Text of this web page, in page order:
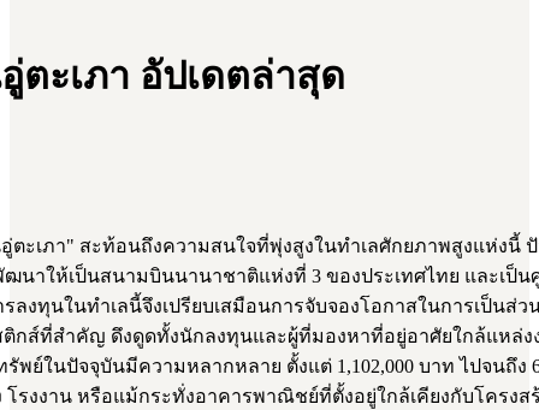
ะเภา อัปเดตล่าสุด
ะเภา" สะท้อนถึงความสนใจที่พุ่งสูงในทำเลศักยภาพสูงแห่งนี้
ให้เป็นสนามบินนานาชาติแห่งที่ 3 ของประเทศไทย และเป็นศู
งทุนในทำเลนี้จึงเปรียบเสมือนการจับจองโอกาสในการเป็นส่
กส์ที่สำคัญ ดึงดูดทั้งนักลงทุนและผู้ที่มองหาที่อยู่อาศัยใกล้แหล่ง
ย์ในปัจจุบันมีความหลากหลาย ตั้งแต่ 1,102,000 บาท ไปจนถึง
โรงงาน หรือแม้กระทั่งอาคารพาณิชย์ที่ตั้งอยู่ใกล้เคียงกับโคร